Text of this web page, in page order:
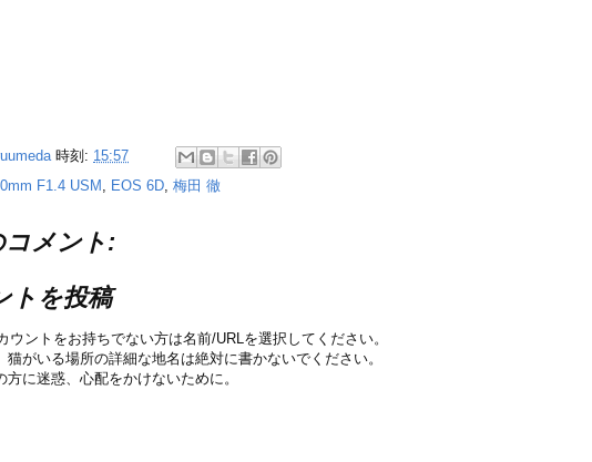
時刻: 15:57
F1.4 USM , EOS 6D, 梅田 徹
コメント:
トを投稿
ウントをお持ちでない方は名前/URLを選択してください。
猫がいる場所の詳細な地名は絶対に書かないでください。
方に迷惑、心配をかけないために。